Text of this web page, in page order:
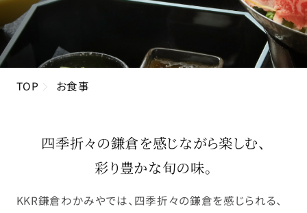
TOP お食事
四季折々の鎌倉を感じながら楽しむ、
彩り豊かな旬の味。
KKR鎌倉わかみやでは、四季折々の鎌倉を感じられる、